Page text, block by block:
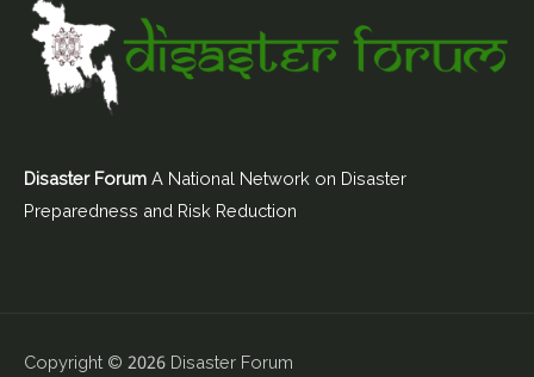
Disaster Forum A National Network on Disaster
Preparedness and Risk Reduction
Copyright © 2026 Disaster Forum